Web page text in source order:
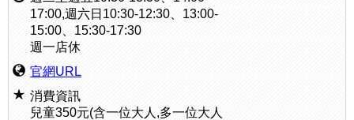
17:00,週六日10:30-12:30、13:00-
15:00、15:30-17:30
週一店休
官網URL
消費資訊
兒童350元(含一位大人,多一位大人